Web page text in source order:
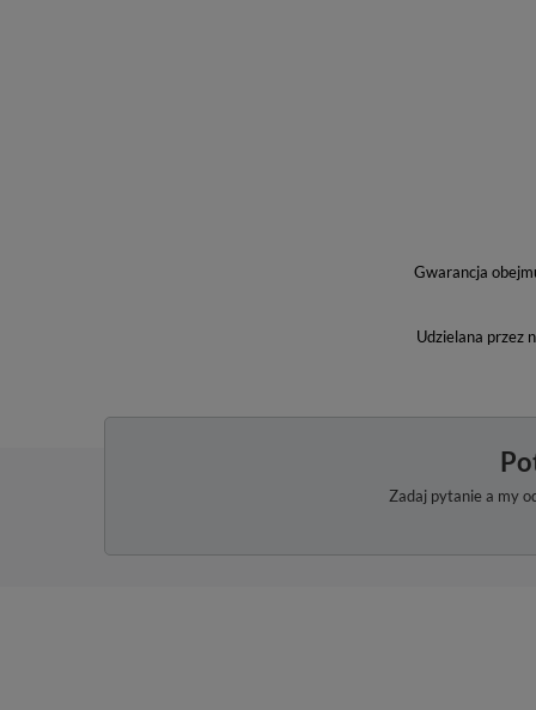
Gwarancja
Udzielana przez
Zadaj pytanie a my